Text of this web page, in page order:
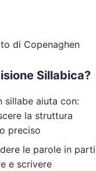
di Copenaghen
Sillabica?
sillabe aiuta con:
la struttura
preciso
le parole in parti
e scrivere